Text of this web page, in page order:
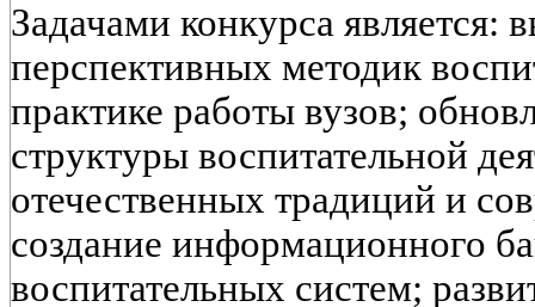
Задачами конкурса является:
перспективных методик
практике работы вузов;
структуры воспитательной
отечественных традиций и
создание информационного
воспитательных систем;